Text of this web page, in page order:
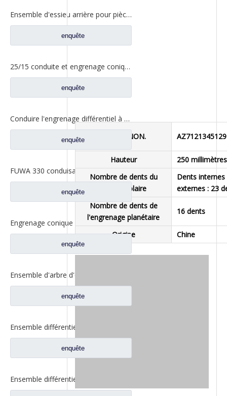
Ensemble d'essieu arrière pour pièces de rechange AH71131550536 de camion de Sinotruk Steyr
enquête
25/15 conduite et engrenage conique entraîné pour pièces de camion à essieu Foton Qingte QT205D3-2402020 QT205D3-2402026
enquête
Conduire l'engrenage différentiel à engrenage cylindrique pour les pièces de rechange AZ9981320130 de camion d'essieu de Sinotruk HOWO AC16
enquête
FUWA 330 conduisant la vitesse cylindrique pour les pièces de rechange CD0043M0-9 de camion de Ford
enquête
Engrenage conique 25/17 pour pièce de rechange QT205D0-2402026 de camion d'essieu de Foton Qingte
enquête
enquête
enquête
Modèle NON. AZ7121345129
Hauteur
250 millimètres
Nombre de dents du
pignon solaire
Dents
externes : 23
Nombre de dents de
l'engrenage planétaire
16 dents
Origine Chine